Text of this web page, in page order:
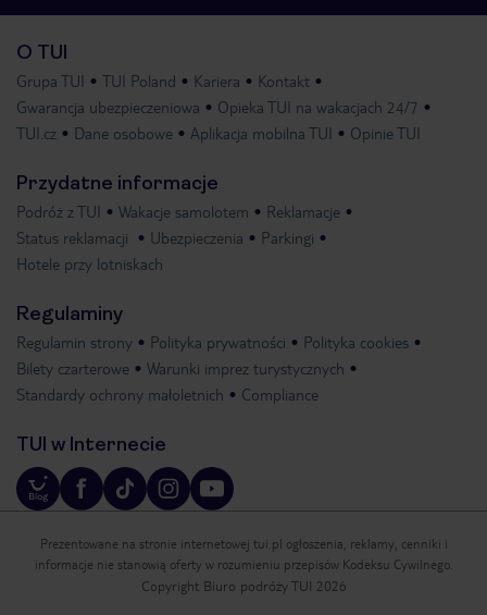
O TUI
Grupa TUI TUI Poland Kariera
Kontakt
Gwarancja ubezpieczeniowa
Opieka TUI na wakacjach 24/7
TUI.cz
Dane osobowe Aplikacja mobilna TUI Opinie TUI
Przydatne informacje
Podróż z TUI Wakacje samolotem
Reklamacje
Status reklamacji
Ubezpieczenia
Parkingi
Hotele przy lotniskach
Regulaminy
Regulamin strony Polityka prywatności
Polityka cookies
Bilety czarterowe
Warunki imprez turystycznych
Standardy ochrony małoletnich
Compliance
TUI w Internecie
Prezentowane na stronie internetowej tui.pl ogłoszenia, reklamy, cenniki i
informacje nie stanowią oferty w rozumieniu przepisów Kodeksu Cywilnego.
Copyright Biuro podróży TUI 2026